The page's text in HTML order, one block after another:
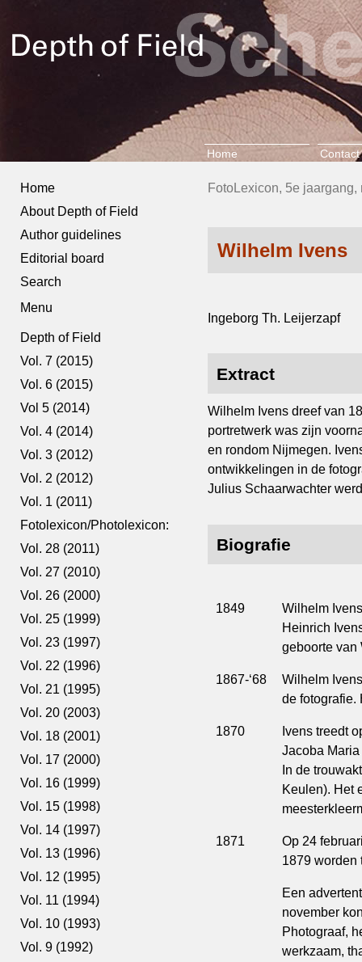
Home Contact
Home
About Depth of Field
Author guidelines
Editorial board
Search
Menu
Depth of Field
Vol. 7 (2015)
Vol. 6 (2015)
Vol 5 (2014)
Vol. 4 (2014)
Vol. 3 (2012)
Vol. 2 (2012)
Vol. 1 (2011)
Fotolexicon/Photolexicon:
Vol. 28 (2011)
Vol. 27 (2010)
Vol. 26 (2000)
Vol. 25 (1999)
Vol. 23 (1997)
Vol. 22 (1996)
Vol. 21 (1995)
Vol. 20 (2003)
Vol. 18 (2001)
Vol. 17 (2000)
Vol. 16 (1999)
Vol. 15 (1998)
Vol. 14 (1997)
Vol. 13 (1996)
Vol. 12 (1995)
Vol. 11 (1994)
Vol. 10 (1993)
Vol. 9 (1992)
FotoLexicon, 5e
Wilhelm Ivens
Ingeborg Th. Leijerzapf
Extract
Wilhelm Ivens dreef van
portretwerk was zijn
en rondom Nijmegen.
ontwikkelingen in de
Julius Schaarwachter
Biografie
1849
Wilhelm
Heinrich
geboorte van
1867-‘68
Wilhelm
de fotografie.
1870
Ivens treedt
Jacoba
In de
Keulen). Het
1871
Op 24
1879 worden
Een
november
Photograaf,
werkzaam,